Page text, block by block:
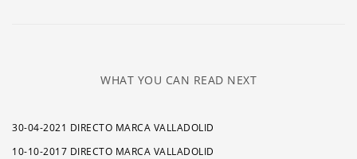
WHAT YOU CAN READ NEXT
30-04-2021 DIRECTO MARCA VALLADOLID
10-10-2017 DIRECTO MARCA VALLADOLID